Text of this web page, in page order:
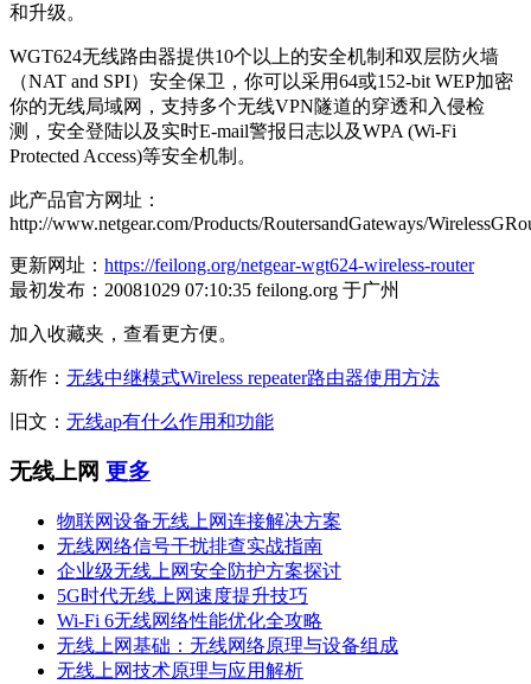
和升级。
WGT624无线路由器提供10个以上的安全机制和双层防火墙
（NAT and SPI）安全保卫，你可以采用64或152-bit WEP加密
你的无线局域网，支持多个无线VPN隧道的穿透和入侵检
测，安全登陆以及实时E-mail警报日志以及WPA (Wi-Fi
Protected Access)等安全机制。
此产品官方网址：
http://www.netgear.com/Products/RoutersandGateways/
更新网址： https://feilong.org/netgear-wgt624-wireless-router
最初发布：20081029 07:10:35 feilong.org 于广州
加入收藏夹，查看更方便。
新作： 无线中继模式Wireless repeater路由器使用方法
旧文： 无线ap有什么作用和功能
无线上网 更多
物联网设备无线上网连接解决方案
无线网络信号干扰排查实战指南
企业级无线上网安全防护方案探讨
5G时代无线上网速度提升技巧
Wi-Fi 6无线网络性能优化全攻略
无线上网基础：无线网络原理与设备组成
无线上网技术原理与应用解析